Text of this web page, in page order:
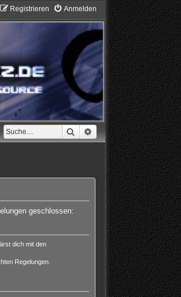
Anmelden
Registrieren
Suche Erweiterte Suche
geschlossen:
dich mit den
Regelungen.